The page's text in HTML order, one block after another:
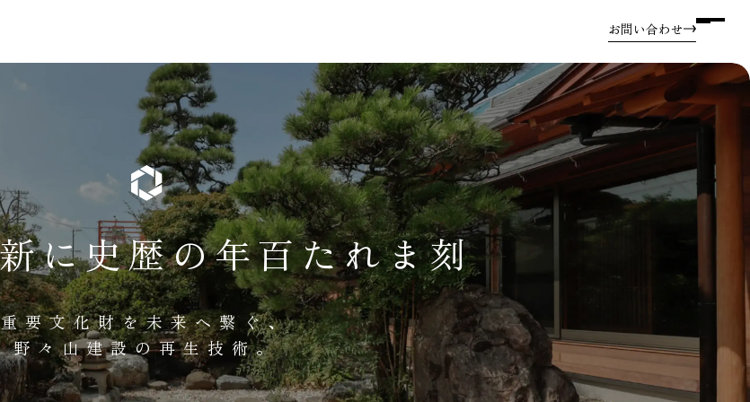
お問い合わせ
百年の歴史に 刻まれた
重要文化財を未来へ繋ぐ、
野々山建設の再生技術。